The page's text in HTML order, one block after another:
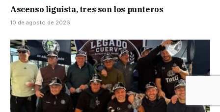
Ascenso liguista, tres son los punteros
10 de agosto de 2026